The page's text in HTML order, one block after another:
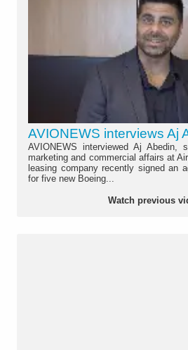
AVIONEWS interviews Aj
AVIONEWS interviewed Aj Abedin,
marketing and commercial affairs at
leasing company recently signed an
for five new Boeing...
Watch previous